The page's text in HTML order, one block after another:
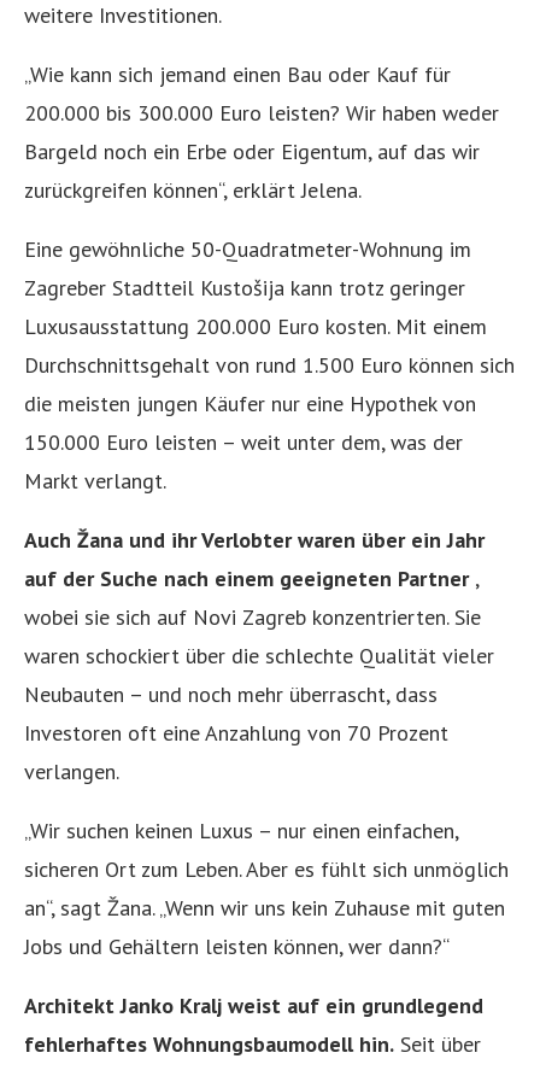
weitere Investitionen.
„Wie kann sich jemand einen Bau oder Kauf für
200.000 bis 300.000 Euro leisten? Wir haben weder
Bargeld noch ein Erbe oder Eigentum, auf das wir
zurückgreifen können“, erklärt Jelena.
Eine gewöhnliche 50-Quadratmeter-Wohnung im
Zagreber Stadtteil Kustošija kann trotz geringer
Luxusausstattung 200.000 Euro kosten. Mit einem
Durchschnittsgehalt von rund 1.500 Euro können sich
die meisten jungen Käufer nur eine Hypothek von
150.000 Euro leisten – weit unter dem, was der
Markt verlangt.
Auch Žana und ihr Verlobter waren über ein Jahr
auf der Suche nach einem geeigneten Partner,
wobei sie sich auf Novi Zagreb konzentrierten. Sie
waren schockiert über die schlechte Qualität vieler
Neubauten – und noch mehr überrascht, dass
Investoren oft eine Anzahlung von 70 Prozent
verlangen.
„Wir suchen keinen Luxus – nur einen einfachen,
sicheren Ort zum Leben. Aber es fühlt sich unmöglich
an“, sagt Žana. „Wenn wir uns kein Zuhause mit guten
Jobs und Gehältern leisten können, wer dann?“
Architekt Janko Kralj weist auf ein grundlegend
fehlerhaftes Wohnungsbaumodell hin. Seit über